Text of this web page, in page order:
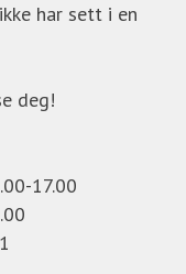
har sett i en
deg!
17.00